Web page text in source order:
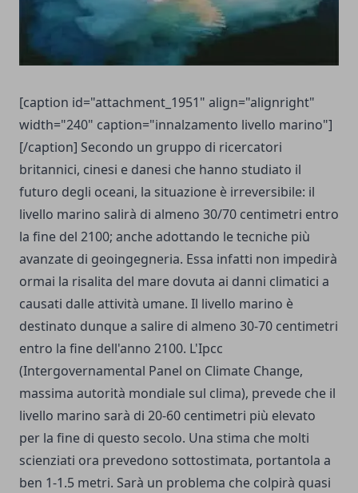
[caption id="attachment_1951" align="alignright"
width="240" caption="innalzamento livello marino"]
[/caption] Secondo un gruppo di ricercatori
britannici, cinesi e danesi che hanno studiato il
futuro degli oceani, la situazione è irreversibile: il
livello marino salirà di almeno 30/70 centimetri entro
la fine del 2100; anche adottando le tecniche più
avanzate di geoingegneria. Essa infatti non impedirà
ormai la risalita del mare dovuta ai danni climatici a
causati dalle attività umane. Il livello marino è
destinato dunque a salire di almeno 30-70 centimetri
entro la fine dell'anno 2100. L'Ipcc
(Intergovernamental Panel on Climate Change,
massima autorità mondiale sul clima), prevede che il
livello marino sarà di 20-60 centimetri più elevato
per la fine di questo secolo. Una stima che molti
scienziati ora prevedono sottostimata, portantola a
ben 1-1.5 metri. Sarà un problema che colpirà quasi